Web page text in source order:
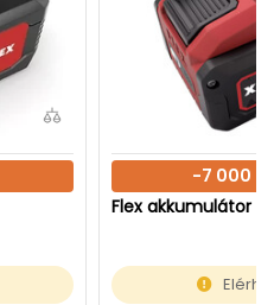
-7 000
Flex akkumulátor